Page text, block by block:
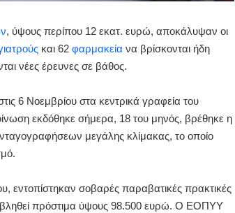
, ύψους περίπου 12 εκατ. ευρώ, αποκάλυψαν οι
και 62φαρμακεία να βρίσκονται ήδη
νέες έρευνες σε βάθος.
6 Νοεμβρίου στα κεντρικά γραφεία του
εκδόθηκε σήμερα, 18 του μηνός, βρέθηκε η
μεγάλης κλίμακας, το οποίο
σοβαρές παραβατικές πρακτικές
πρόστιμα ύψους 98.500 ευρώ. Ο ΕΟΠΥΥ